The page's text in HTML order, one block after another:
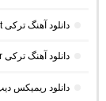
دانلود آهنگ ترکی Topla Git از کورتولوش کوش
دانلود آهنگ ترکی Kalbine Sor از Bahadır Macit و Tunahan Sakar
دانلود ریمیکس دیپ نایت 2 از احسان رمزی